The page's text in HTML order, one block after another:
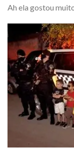
Ah ela gostou